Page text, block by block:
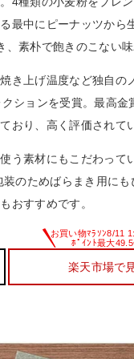
最中にピーナッツから
素朴で飽きのこない味
き上げ温度など独自の
ションを受賞。最高
おり、高く評価されて
う素材にもこだわっ
のためばらまき用に
おすすめです。
楽天市場で